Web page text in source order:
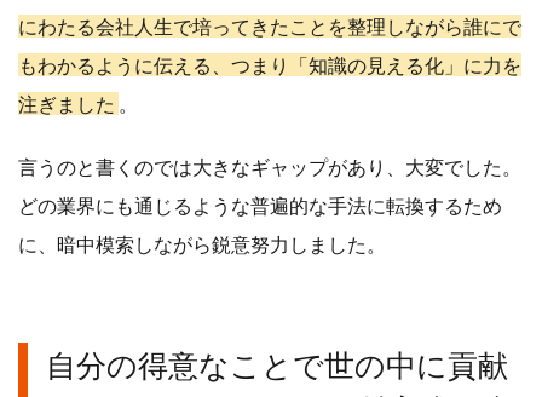
にわたる会社人生で培ってきたことを整理しながら誰にで
もわかるように伝える、つまり「知識の見える化」に力を
注ぎました 。
言うのと書くのでは大きなギャップがあり、大変でした。
どの業界にも通じるような普遍的な手法に転換するため
に、暗中模索しながら鋭意努力しました。
自分の得意なことで世の中に貢献